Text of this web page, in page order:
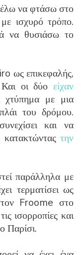
να φτάσω στο
ισχυρό τρόπο.
να θυσιάσω το
ως επικεφαλής,
οι δύο είχαν
με μια
του δρόμου.
και να
την
παράλληλα με
τερματίσει ως
Froome στο
ισορροπίες και
Παρίσι.